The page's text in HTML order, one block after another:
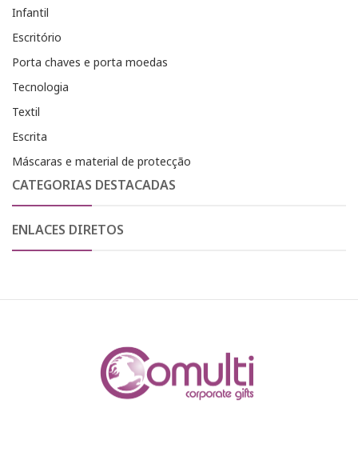
Infantil
Escritório
Porta chaves e porta moedas
Tecnologia
Textil
Escrita
Máscaras e material de protecção
CATEGORIAS DESTACADAS
ENLACES DIRETOS